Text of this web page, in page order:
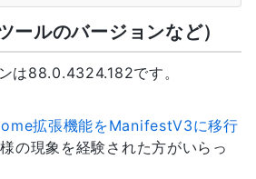
ールのバージョンなど）
は88.0.4324.182です。
拡張機能をManifestV3に移行
の現象を経験された方がいらっ